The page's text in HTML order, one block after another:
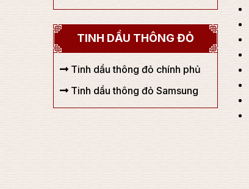
TINH DẦU THÔNG ĐỎ
Tinh dầu thông đỏ chính phủ
Tinh dầu thông đỏ Samsung